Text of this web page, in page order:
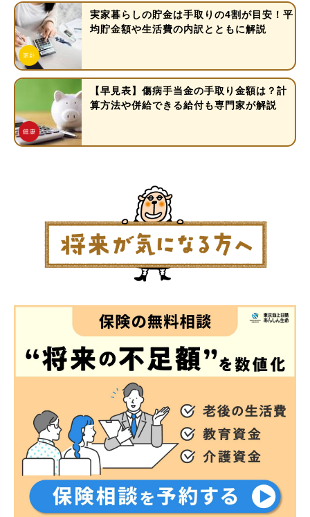
実家暮らしの貯金は手取りの4割が目安！平
均貯金額や生活費の内訳とともに解説
【早見表】傷病手当金の手取り金額は？計
算方法や併給できる給付も専門家が解説